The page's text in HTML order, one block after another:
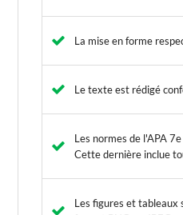
La mise en forme
Le texte est rédigé
Les normes de l'APA
Cette dernière inclue
Les figures et tableaux